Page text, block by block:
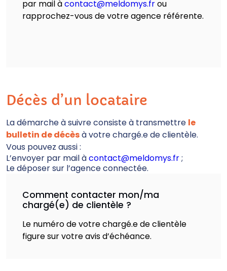
par mail àcontact@meldomys.frou
rapprochez-vous de votre agence référente.
Comment contacter mon/ma
chargé(e) de clientèle ?
Le numéro de votre chargé.e de clientèle
figure sur votre avis d’échéance.
Décès d’un locataire
La démarche à suivre consiste à transmettre le
bulletin de décèsà votre chargé.e de clientèle.
Vous pouvez aussi :
L’envoyer par mail àcontact@meldomys.fr;
Le déposer sur l’agence connectée.